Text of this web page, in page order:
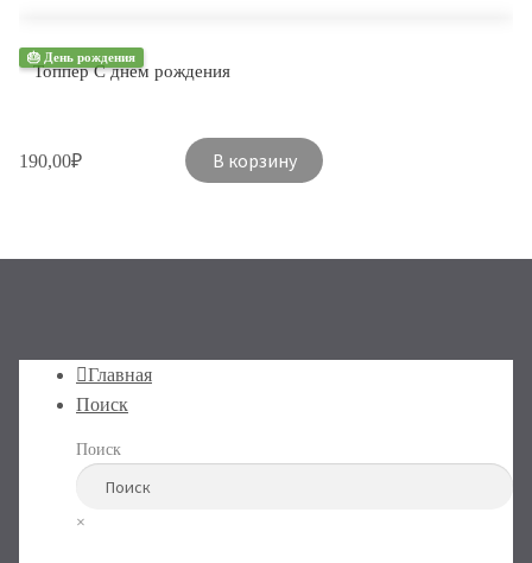
🎂 День рождения
Топпер С днем рождения
190,00₽ В корзину
Главная
Поиск
Поиск
×